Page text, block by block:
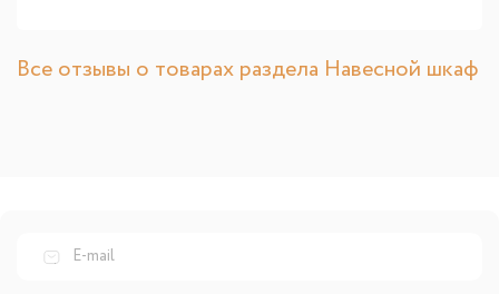
Все отзывы о товарах раздела Навесной шкаф